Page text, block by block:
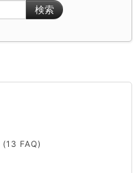
検索
(13 FAQ)